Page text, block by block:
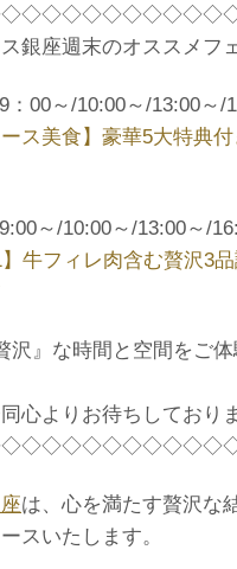
銀座週末のオススメフ
：00～/10:00～/13:00～/
ース美食】豪華5大特典
～/10:00～/13:00～/
】牛フィレ肉含む贅沢3
沢』な時間と空間をご
心よりお待ちしており
は、心を満たす贅沢な
スいたします。